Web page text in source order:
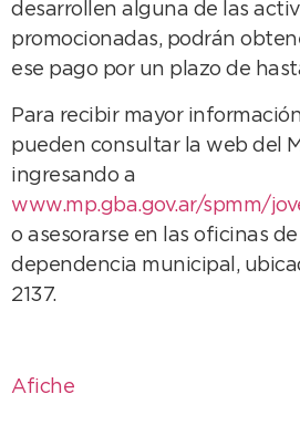
desarrollen alguna de las
promocionadas, podrán
ese pago por un plazo de
Para recibir mayor
pueden consultar la web del
ingresando a
www.mp.gba.gov.ar/spmm/
o asesorarse en las oficinas
dependencia municipal,
2137.
Afiche